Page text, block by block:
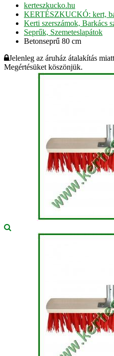
kerteszkucko.hu
KERTÉSZKUCKÓ: kert,
Kerti szerszámok, Barkács
Seprűk, Szemeteslapátok
Betonseprű 80 cm
Jelenleg az áruház átalakítás
Megértésüket köszönjük.